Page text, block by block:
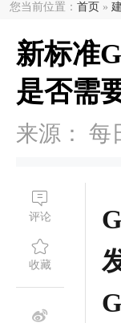
您当前位置： 首页 »
新标准
是否需
来源： 每
评论
收藏